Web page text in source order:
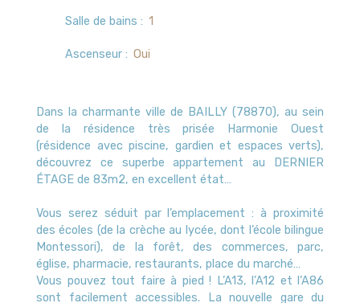
Salle de bains : 1
Ascenseur : Oui
Dans la charmante ville de BAILLY (78870), au sein
de la résidence très prisée Harmonie Ouest
(résidence avec piscine, gardien et espaces verts),
découvrez ce superbe appartement au DERNIER
ÉTAGE de 83m2, en excellent état…
Vous serez séduit par l’emplacement : à proximité
des écoles (de la crèche au lycée, dont l’école bilingue
Montessori), de la forêt, des commerces, parc,
église, pharmacie, restaurants, place du marché…
Vous pouvez tout faire à pied ! L’A13, l’A12 et l’A86
sont facilement accessibles. La nouvelle gare du